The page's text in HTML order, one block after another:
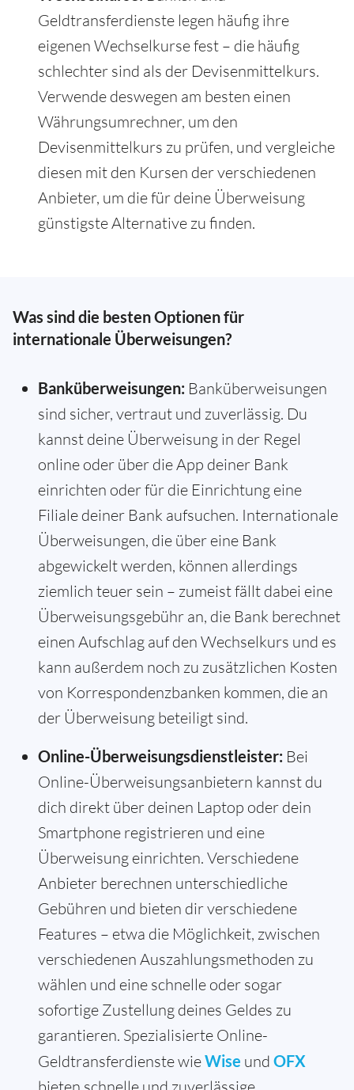
Geldtransferdienste legen häufig ihre
eigenen Wechselkurse fest – die häufig
schlechter sind als der Devisenmittelkurs.
Verwende deswegen am besten einen
Währungsumrechner, um den
Devisenmittelkurs zu prüfen, und vergleiche
diesen mit den Kursen der verschiedenen
Anbieter, um die für deine Überweisung
günstigste Alternative zu finden.
Was sind die besten Optionen für
internationale Überweisungen?
Banküberweisungen: Banküberweisungen
sind sicher, vertraut und zuverlässig. Du
kannst deine Überweisung in der Regel
online oder über die App deiner Bank
einrichten oder für die Einrichtung eine
Filiale deiner Bank aufsuchen. Internationale
Überweisungen, die über eine Bank
abgewickelt werden, können allerdings
ziemlich teuer sein – zumeist fällt dabei eine
Überweisungsgebühr an, die Bank berechnet
einen Aufschlag auf den Wechselkurs und es
kann außerdem noch zu zusätzlichen Kosten
von Korrespondenzbanken kommen, die an
der Überweisung beteiligt sind.
Online-Überweisungsdienstleister: Bei
Online-Überweisungsanbietern kannst du
dich direkt über deinen Laptop oder dein
Smartphone registrieren und eine
Überweisung einrichten. Verschiedene
Anbieter berechnen unterschiedliche
Gebühren und bieten dir verschiedene
Features – etwa die Möglichkeit, zwischen
verschiedenen Auszahlungsmethoden zu
wählen und eine schnelle oder sogar
sofortige Zustellung deines Geldes zu
garantieren. Spezialisierte Online-
Geldtransferdienste wieWise und OFX